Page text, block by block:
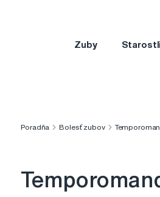
Zuby
Poradňa Bolesť zubov